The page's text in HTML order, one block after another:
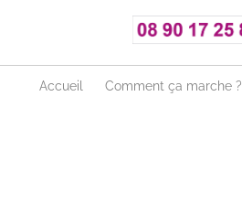
Accueil Comment ça marche ?